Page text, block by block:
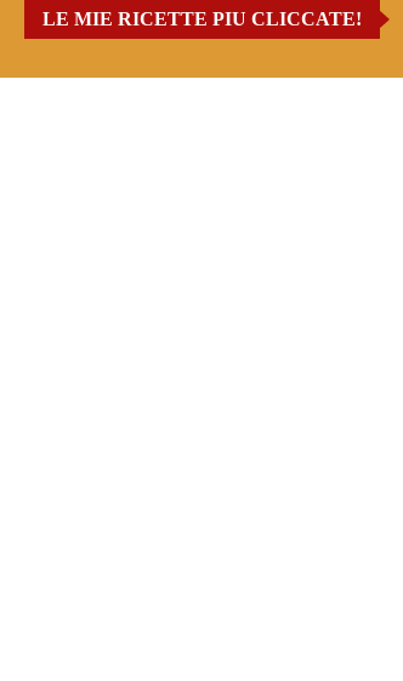
LE MIE RICETTE PIU CLICCATE!